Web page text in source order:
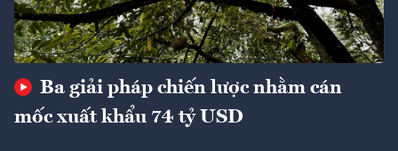
Ba giải pháp chiến lược nhằm cán
mốc xuất khẩu 74 tỷ USD